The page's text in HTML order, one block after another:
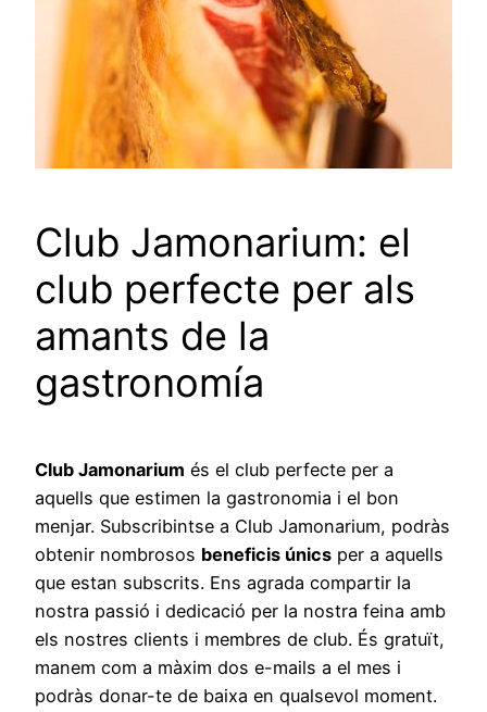
Club Jamonarium: el
club perfecte per als
amants de la
gastronomía
Club Jamonarium és el club perfecte per a
aquells que estimen la gastronomia i el bon
menjar. Subscribintse a Club Jamonarium, podràs
obtenir nombrosos beneficis únics per a aquells
que estan subscrits. Ens agrada compartir la
nostra passió i dedicació per la nostra feina amb
els nostres clients i membres de club. És gratuït,
manem com a màxim dos e-mails a el mes i
podràs donar-te de baixa en qualsevol moment.